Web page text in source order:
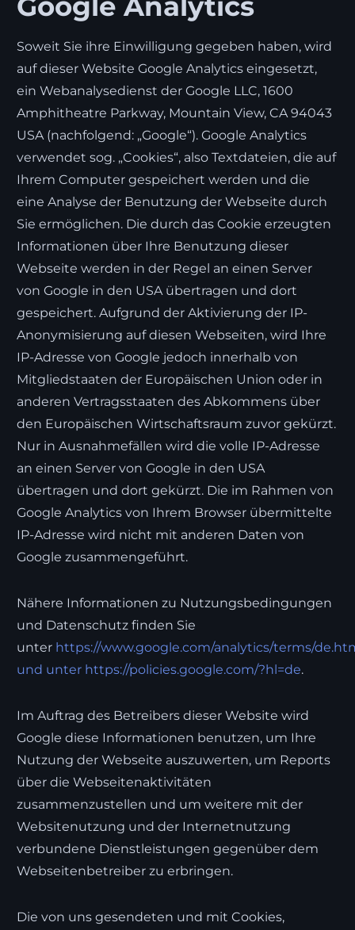
Soweit Sie ihre Einwilligung gegeben haben, wird
auf dieser Website Google Analytics eingesetzt,
ein Webanalysedienst der Google LLC, 1600
Amphitheatre Parkway, Mountain View, CA 94043
USA (nachfolgend: „Google“). Google Analytics
verwendet sog. „Cookies“, also Textdateien, die auf
Ihrem Computer gespeichert werden und die
eine Analyse der Benutzung der Webseite durch
Sie ermöglichen. Die durch das Cookie erzeugten
Informationen über Ihre Benutzung dieser
Webseite werden in der Regel an einen Server
von Google in den USA übertragen und dort
gespeichert. Aufgrund der Aktivierung der IP-
Anonymisierung auf diesen Webseiten, wird Ihre
IP-Adresse von Google jedoch innerhalb von
Mitgliedstaaten der Europäischen Union oder in
anderen Vertragsstaaten des Abkommens über
den Europäischen Wirtschaftsraum zuvor gekürzt.
Nur in Ausnahmefällen wird die volle IP-Adresse
an einen Server von Google in den USA
übertragen und dort gekürzt. Die im Rahmen von
Google Analytics von Ihrem Browser übermittelte
IP-Adresse wird nicht mit anderen Daten von
Google zusammengeführt.
Nähere Informationen zu Nutzungsbedingungen
und Datenschutz finden Sie
unter https://www.google.com/analytics/terms/
und unter https://policies.google.com/?hl=de.
Im Auftrag des Betreibers dieser Website wird
Google diese Informationen benutzen, um Ihre
Nutzung der Webseite auszuwerten, um Reports
über die Webseitenaktivitäten
zusammenzustellen und um weitere mit der
Websitenutzung und der Internetnutzung
verbundene Dienstleistungen gegenüber dem
Webseitenbetreiber zu erbringen.
Die von uns gesendeten und mit Cookies,